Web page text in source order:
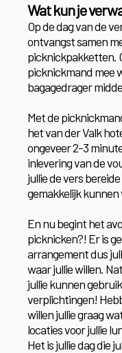
Wat kun je
Op de dag van de
ontvangst samen
picknickpakketten.
picknickmand mee
bagagedrager
Met de
het van der Valk
ongeveer 2-3
inlevering van de
jullie de vers
gemakkelijk
En nu begint het
picknicken?! Er is
arrangement dus
waar jullie willen.
jullie kunnen
verplichtingen!
willen jullie graag
locaties voor jullie
Het is jullie dag die